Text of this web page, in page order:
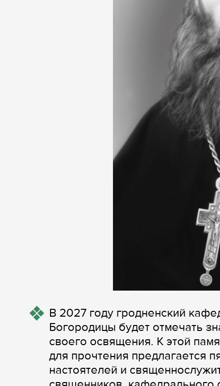
В 2027 году гродненский
Богородицы будет отмечать
своего освящения. К этой
для прочтения предлагается
настоятелей и